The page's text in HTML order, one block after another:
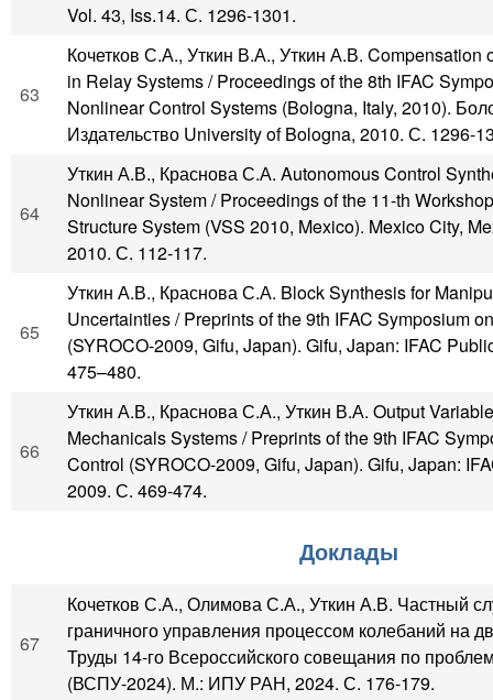
Vol. 43, Iss.14. С. 1296-1301.
63
Кочетков С.А., Уткин В.А., Уткин А.В. Compensation
in Relay Systems / Proceedings of the 8th IFAC
Nonlinear Control Systems (Bologna, Italy, 2010).
Издательство University of Bologna, 2010. С. 1296-
64
Уткин А.В., Краснова С.А. Autonomous Control
Nonlinear System / Proceedings of the 11-th
Structure System (VSS 2010, Mexico). Mexico City,
2010. С. 112-117.
65
Уткин А.В., Краснова С.А. Block Synthesis for
Uncertainties / Preprints of the 9th IFAC Symposium
(SYROCO-2009, Gifu, Japan). Gifu, Japan: IFAC
475–480.
66
Уткин А.В., Краснова С.А., Уткин В.А. Output
Mechanicals Systems / Preprints of the 9th IFAC
Control (SYROCO-2009, Gifu, Japan). Gifu, Japan:
2009. С. 469-474.
Доклады
67
Кочетков С.А., Олимова С.А., Уткин А.В. Частный
граничного управления процессом колебаний на
Труды 14-го Всероссийского совещания по
(ВСПУ-2024). М.: ИПУ РАН, 2024. С. 176-179.